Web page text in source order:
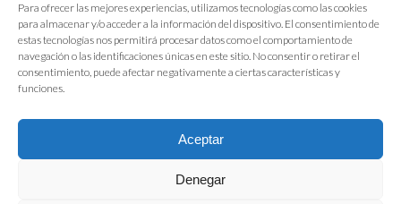
Para ofrecer las mejores experiencias, utilizamos tecnologías como las cookies
para almacenar y/o acceder a la información del dispositivo. El consentimiento de
estas tecnologías nos permitirá procesar datos como el comportamiento de
navegación o las identificaciones únicas en este sitio. No consentir o retirar el
consentimiento, puede afectar negativamente a ciertas características y
funciones.
Aceptar
Denegar